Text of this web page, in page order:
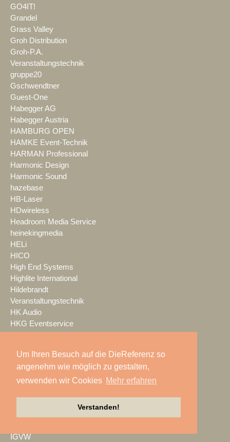
Um Ihren Besuch auf die DieReferenz so
angenehm wie möglich zu gestalten,
verwenden wir Cookies Mehr erfahren
Verstanden!
GO4IT!
Grandel
Grass Valley
Groh Distribution
Groh-P.A.
Veranstaltungstechnik
gruppe20
Gschwendtner
Guest-One
Habegger AG
Habegger Austria
HAMBURG OPEN
HAMKE Event-Technik
HARMAN Professional
Harmonic Design
Harmonic Sound
hazebase
HB-Laser
HDwireless
Headroom Media Service
heinekingmedia
HELi
HICO
High End Systems
Highlite International
Hildebrandt
Veranstaltungstechnik
HK Audio
HKG Eventservice
Huss Licht & Ton
Hyperactive
IAD Audio
IGVW